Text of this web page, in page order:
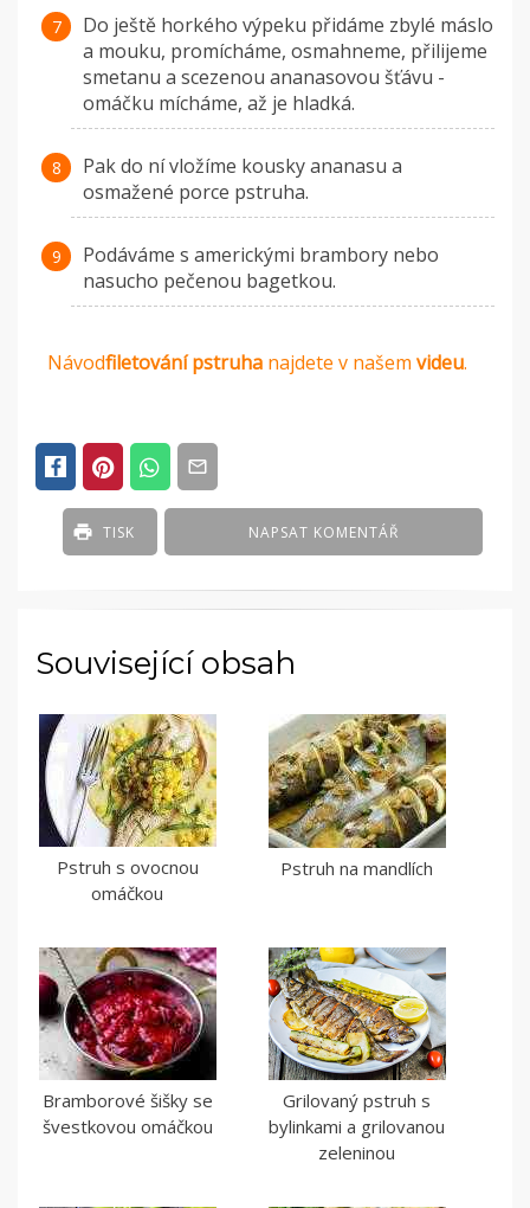
Do ještě horkého výpeku přidáme zbylé máslo
a mouku, promícháme, osmahneme, přilijeme
smetanu a scezenou ananasovou šťávu -
omáčku mícháme, až je hladká.
Pak do ní vložíme kousky ananasu a
osmažené porce pstruha.
Podáváme s americkými brambory nebo
nasucho pečenou bagetkou.
Návodfiletování pstruha najdete v našem videu.
NAPSAT KOMENTÁŘ
TISK
Související obsah
Pstruh s ovocnou
omáčkou
Pstruh na mandlích
Bramborové šišky se
švestkovou omáčkou
Grilovaný pstruh s
bylinkami a grilovanou
zeleninou